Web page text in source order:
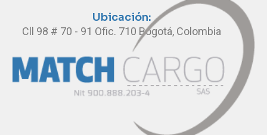
Ubicación:
Cll 98 # 70 - 91 Ofic. 710 Bogotá, Colombia